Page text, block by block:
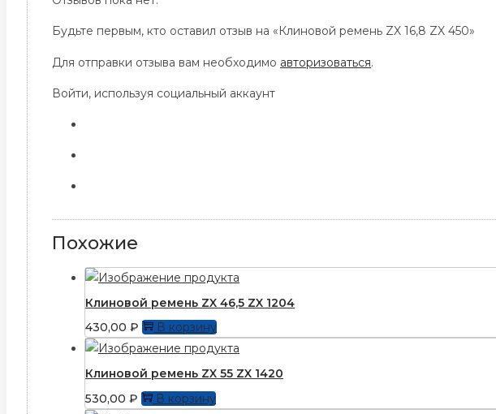
Будьте первым, кто оставил отзыв на «Клиновой ремень ZX 16,8 ZX 450»
Для отправки отзыва вам необходимо авторизоваться.
Войти, используя социальный аккаунт
Похожие
Клиновой ремень ZX 46,5 ZX 1204
430,00 ₽ В корзину
Клиновой ремень ZX 55 ZX 1420
530,00 ₽ В корзину